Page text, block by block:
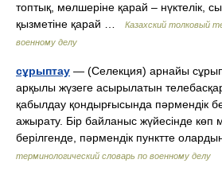
топтық, мөлшеріне қарай – нүктелік,
қызметіне қарай …
Казахский толковый
военному делу
сұрыптау — (Селекция) арнайы
арқылы жүзеге асырылатын
қабылдау қондырғысында пәрмендік
ажырату. Бір байланыс жүйесінде
берілгенде, пәрмендік пунктте
терминологический словарь по военному делу